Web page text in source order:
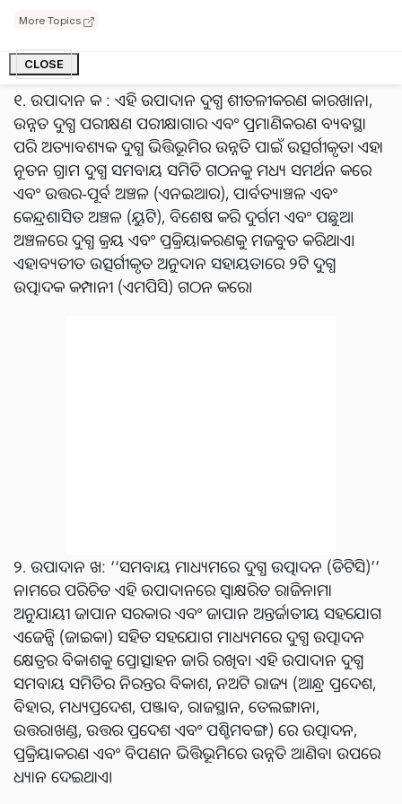
More Topics
CLOSE
ଯୋଜନାରେ ଦୁଇଟି ପ୍ରମୁଖ ଉପାଦାନ ରହିଛି:
୧. ଉପାଦାନ କ : ଏହି ଉପାଦାନ ଦୁଗ୍ଧ ଶୀତଳୀକରଣ କାରଖାନା,
ଉନ୍ନତ ଦୁଗ୍ଧ ପରୀକ୍ଷଣ ପରୀକ୍ଷାଗାର ଏବଂ ପ୍ରମାଣିକରଣ ବ୍ୟବସ୍ଥା
ପରି ଅତ୍ୟାବଶ୍ୟକ ଦୁଗ୍ଧ ଭିତ୍ତିଭୂମିର ଉନ୍ନତି ପାଇଁ ଉତ୍ସର୍ଗୀକୃତ। ଏହା
ନୂତନ ଗ୍ରାମ ଦୁଗ୍ଧ ସମବାୟ ସମିତି ଗଠନକୁ ମଧ୍ୟ ସମର୍ଥନ କରେ
ଏବଂ ଉତ୍ତର-ପୂର୍ବ ଅଞ୍ଚଳ (ଏନଇଆର), ପାର୍ବତ୍ୟାଞ୍ଚଳ ଏବଂ
କେନ୍ଦ୍ରଶାସିତ ଅଞ୍ଚଳ (ୟୁଟି), ବିଶେଷ କରି ଦୁର୍ଗମ ଏବଂ ପଛୁଆ
ଅଞ୍ଚଳରେ ଦୁଗ୍ଧ କ୍ରୟ ଏବଂ ପ୍ରକ୍ରିୟାକରଣକୁ ମଜବୁତ କରିଥାଏ।
ଏହାବ୍ୟତୀତ ଉତ୍ସର୍ଗୀକୃତ ଅନୁଦାନ ସହାୟତାରେ ୨ଟି ଦୁଗ୍ଧ
ଉତ୍ପାଦକ କମ୍ପାନୀ (ଏମପିସି) ଗଠନ କରେ।
୨. ଉପାଦାନ ଖ: ‘‘ସମବାୟ ମାଧ୍ୟମରେ ଦୁଗ୍ଧ ଉତ୍ପାଦନ (ଡିଟିସି)’’
ନାମରେ ପରିଚିତ ଏହି ଉପାଦାନରେ ସ୍ୱାକ୍ଷରିତ ରାଜିନାମା
ଅନୁଯାୟୀ ଜାପାନ ସରକାର ଏବଂ ଜାପାନ ଅନ୍ତର୍ଜାତୀୟ ସହଯୋଗ
ଏଜେନ୍ସି (ଜାଇକା) ସହିତ ସହଯୋଗ ମାଧ୍ୟମରେ ଦୁଗ୍ଧ ଉତ୍ପାଦନ
କ୍ଷେତ୍ରର ବିକାଶକୁ ପ୍ରୋତ୍ସାହନ ଜାରି ରଖିବ। ଏହି ଉପାଦାନ ଦୁଗ୍ଧ
ସମବାୟ ସମିତିର ନିରନ୍ତର ବିକାଶ, ନଅଟି ରାଜ୍ୟ (ଆନ୍ଧ୍ର ପ୍ରଦେଶ,
ବିହାର, ମଧ୍ୟପ୍ରଦେଶ, ପଞ୍ଜାବ, ରାଜସ୍ଥାନ, ତେଲଙ୍ଗାନା,
ଉତ୍ତରାଖଣ୍ଡ, ଉତ୍ତର ପ୍ରଦେଶ ଏବଂ ପଶ୍ଚିମବଙ୍ଗ) ରେ ଉତ୍ପାଦନ,
ପ୍ରକ୍ରିୟାକରଣ ଏବଂ ବିପଣନ ଭିତ୍ତିଭୂମିରେ ଉନ୍ନତି ଆଣିବା ଉପରେ
ଧ୍ୟାନ ଦେଇଥାଏ।